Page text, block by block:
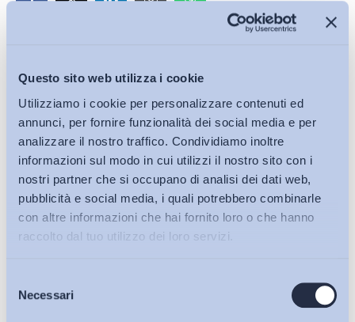
Questo sito web utilizza i cookie
Utilizziamo i cookie per personalizzare contenuti ed
annunci, per fornire funzionalità dei social media e per
analizzare il nostro traffico. Condividiamo inoltre
informazioni sul modo in cui utilizzi il nostro sito con i
nostri partner che si occupano di analisi dei dati web,
pubblicità e social media, i quali potrebbero combinarle
con altre informazioni che hai fornito loro o che hanno
raccolto dal tuo utilizzo dei loro servizi.
delNecessariBollettini ADAPT
Iscriviti alla Newsletter